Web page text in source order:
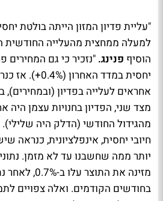
"עליית פדיון המזון הייתה בולטת
למעלה ממחצית מהעלייה החודשית
הוסיף פנינג. "נזכיר כי גם המחירים
יחסית במדד
אחראים לעלייה בפדיון (ובמחירים),
מצד שני, הפדיון בחנויות עצמן היה
מהגידול החודשי (הדלק היה
חיובי יחסית, אינפלציונית, כנראה
יותר ממה שחשבנו עד לא מזמן.
מזינה את
בחודשים הקודמים. ואלה צפויים